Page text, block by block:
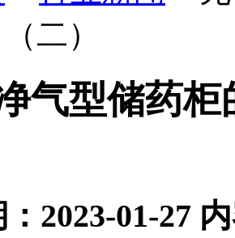
二）
气型储药
2023-01-27